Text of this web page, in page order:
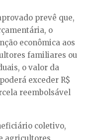
prevê que,
o
econômica aos
familiares ou
o valor da
exceder R$
reembolsável
coletivo,
agricultores